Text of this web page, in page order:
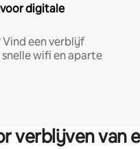
digitale
Vind een verblijf
wifi en aparte
verblijven van